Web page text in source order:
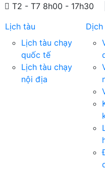
T2 - T7 8h00 - 17h30
Lịch tàu
Lịch tàu chạy
quốc tế
Lịch tàu chạy
nội địa
Dịch